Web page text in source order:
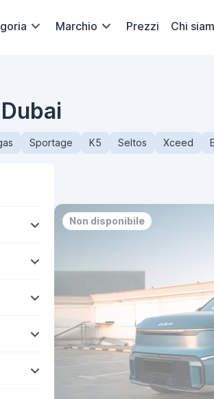
Marchio Prezzi Chi
Sportage K5 Seltos Xceed
Non disponibile